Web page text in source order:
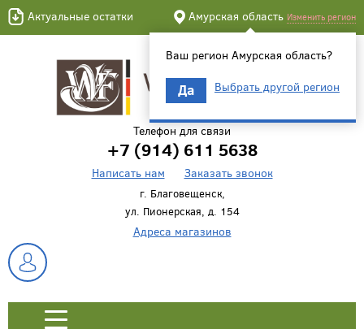
Актуальные остатки Амурская область Изменить регион
Ваш регион Амурская область?
Да Выбрать другой регион
Телефон для связи
+7 (914) 611 5638
Написать нам Заказать звонок
г. Благовещенск,
ул. Пионерская, д. 154
Адреса магазинов